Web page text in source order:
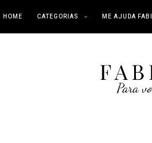
HOME CATEGORIAS ME AJUDA FABI